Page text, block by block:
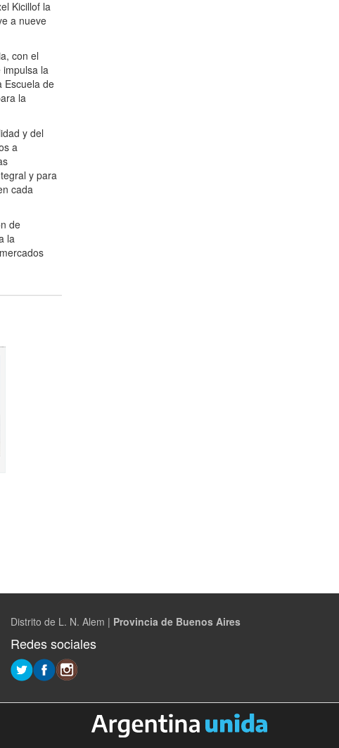
Kicillof la
a nueve
con el
la
Escuela de
la
y del
a
y para
cada
de
la
Distrito de L. N. Alem | Provincia de Buenos Aires
Redes sociales